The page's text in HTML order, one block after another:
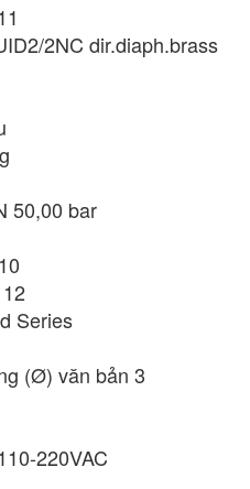
2NC dir.diaph.brass
50,00 bar
Series
(Ø) văn bản 3
220VAC